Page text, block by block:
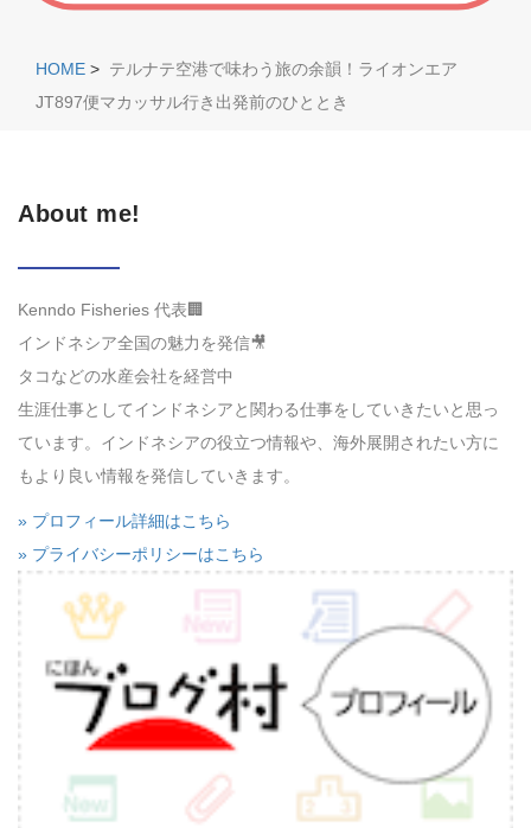
HOME > テルナテ空港で味わう旅の余韻！ライオンエア
JT897便マカッサル行き出発前のひととき
About me!
Kenndo Fisheries 代表🏢
インドネシア全国の魅力を発信🎥
タコなどの水産会社を経営中
生涯仕事としてインドネシアと関わる仕事をしていきたいと思っ
ています。インドネシアの役立つ情報や、海外展開されたい方に
もより良い情報を発信していきます。
» プロフィール詳細はこちら
» プライバシーポリシーはこちら